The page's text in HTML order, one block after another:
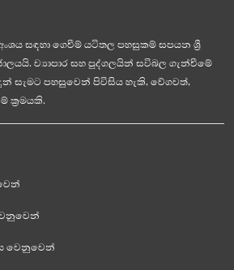
සඳහා ගෙවීම් යටිතල පහසුකම් සපයන ශ්‍රී
ව්‍යාපාර සහ පුද්ගලයින් සවිබල ගැන්වීමේ
සැමට පහසුවෙන් පිවිසිය හැකි, වේගවත්,
ක්‍රමයකි.
වෙනුවෙන්